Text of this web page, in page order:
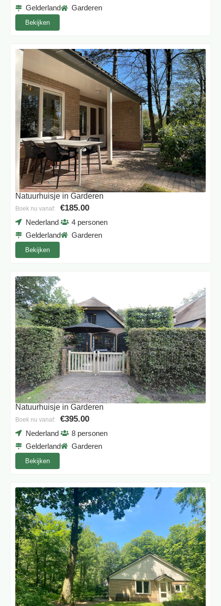
Gelderland
Garderen
Bekijken
Natuurhuisje in Garderen
Boek nu vanaf: €185.00
Nederland
Gelderland
4 personen
Garderen
Bekijken
Natuurhuisje in Garderen
Boek nu vanaf: €395.00
Nederland
Gelderland
8 personen
Garderen
Bekijken